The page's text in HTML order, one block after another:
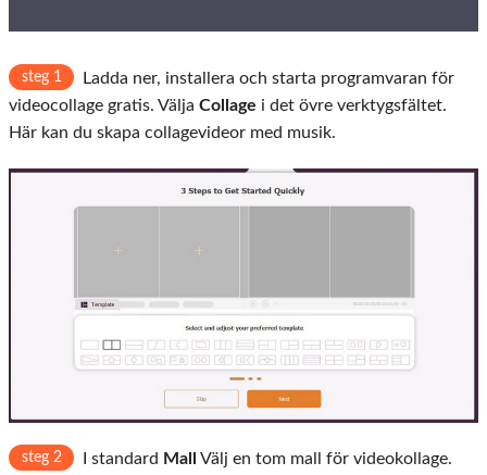
steg 1
Ladda ner, installera och starta programvaran för
videocollage gratis. Välja Collage i det övre verktygsfältet.
Här kan du skapa collagevideor med musik.
steg 2 I standard Mall
Välj en tom mall för videokollage.